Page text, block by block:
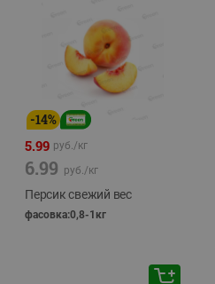
-14%
5.99 руб./кг
6.99 руб./кг
Персик свежий вес
фасовка:0,8-1кг